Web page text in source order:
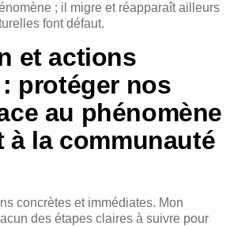
; il migre et réapparaît ailleurs
font défaut.
et actions
protéger nos
au phénomène
à la communauté
concrètes et immédiates. Mon
des étapes claires à suivre pour